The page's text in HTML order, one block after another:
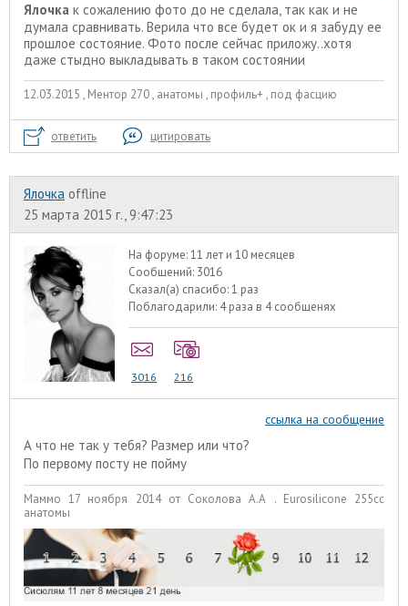
Ялочка к сожалению фото до не сделала, так как и не
думала сравнивать. Верила что все будет ок и я забуду ее
прошлое состояние. Фото после сейчас приложу..хотя
даже стыдно выкладывать в таком состоянии
12.03.2015 , Ментор 270 , анатомы , профиль+ , под фасцию
ответить цитировать
Ялочка offline
25 марта 2015 г., 9:47:23
На форуме:11 лет и 10 месяцев
Сообщений: 3016
Сказал(а) спасибо:1 раз
Поблагодарили: 4 раза в 4 сообщенях
3016 216
ссылка на сообщение
А что не так у тебя? Размер или что?
По первому посту не пойму
Маммо 17 ноября 2014 от Соколова А.А . Eurosilicone 255сс
анатомы